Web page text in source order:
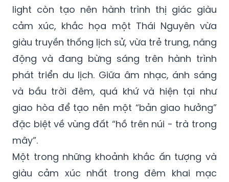
light còn tạo nên hành trình thị giác giàu
cảm xúc, khắc họa một Thái Nguyên vừa
giàu truyền thống lịch sử, vừa trẻ trung, năng
động và đang bừng sáng trên hành trình
phát triển du lịch. Giữa âm nhạc, ánh sáng
và bầu trời đêm, quá khứ và hiện tại như
giao hòa để tạo nên một “bản giao hưởng”
đặc biệt về vùng đất “hồ trên núi - trà trong
mây”.
Một trong những khoảnh khắc ấn tượng và
giàu cảm xúc nhất trong đêm khai mạc